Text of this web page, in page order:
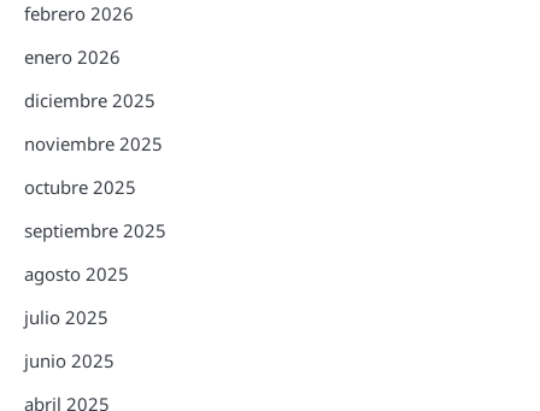
febrero 2026
enero 2026
diciembre 2025
noviembre 2025
octubre 2025
septiembre 2025
agosto 2025
julio 2025
junio 2025
abril 2025